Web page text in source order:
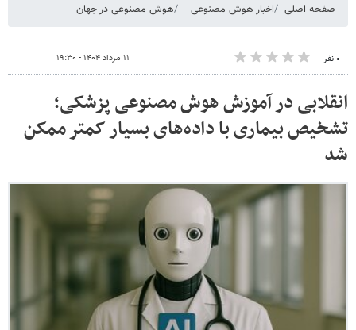
صفحه اصلی اخبار هوش مصنوعی هوش مصنوعی در جهان
۰ نفر ۱۱ مرداد ۱۴۰۴ - ۱۹:۳۰
انقلابی در آموزش هوش مصنوعی پزشکی؛
تشخیص بیماری با داده‌های بسیار کمتر ممکن
شد